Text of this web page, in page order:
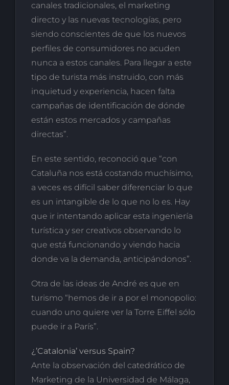
canales tradicionales, el marketing
directo y las nuevas tecnologías, pero
siendo conscientes de que los nuevos
perfiles de consumidores no acuden
nunca a estos canales. Para llegar a este
tipo de turista más instruido, con más
inquietud y experiencia, hacen falta
campañas de identificación de dónde
están estos mercados y campañas
directas”.
En este sentido, reconoció que “con
Cataluña nos está costando muchísimo,
a veces es difícil saber diferenciar lo que
es un intangible de lo que no lo es. Hay
que ir intentando aplicar esta ingeniería
turística y ser creativos observando lo
que está funcionando y viendo hacia
donde va la demanda, anticipándonos”.
Otra de las ideas de André es que en
turismo “hemos de ir a por el monopolio:
cuando uno quiere ver la Torre Eiffel sólo
puede ir a París”.
¿’Catalonia’ versus Spain?
Ante la observación del catedrático de
Marketing de la Universidad de Málaga,